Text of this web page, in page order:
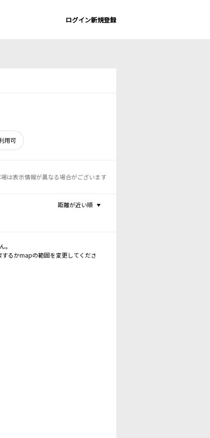
ログイン新規登録
用可
は表示情報が異なる場合がございます
距離が近い順
。
るかmapの範囲を変更してくださ